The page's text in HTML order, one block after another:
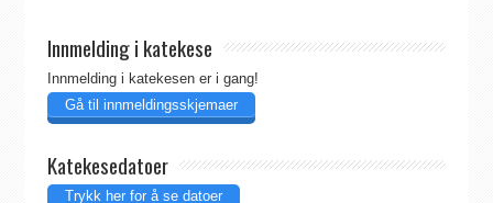
Innmelding i katekese
Innmelding i katekesen er i gang!
Gå til innmeldingsskjemaer
Katekesedatoer
Trykk her for å se datoer